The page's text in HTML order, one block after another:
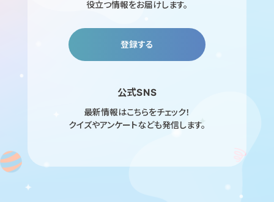
役立つ情報をお届けします。
登録する
公式SNS
最新情報はこちらをチェック！
クイズやアンケートなども発信します。